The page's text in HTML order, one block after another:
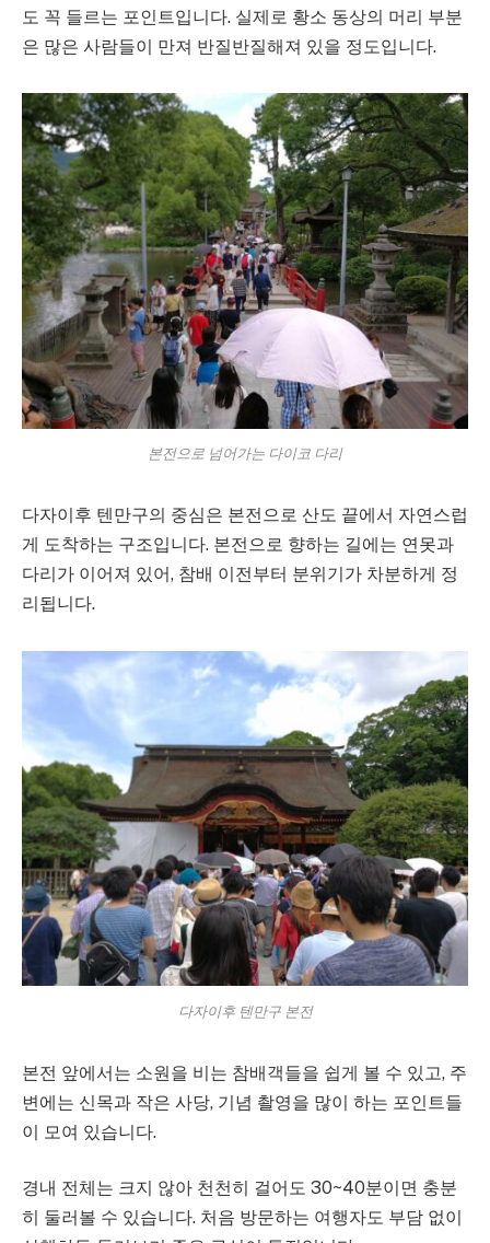
도 꼭 들르는 포인트입니다. 실제로 황소 동상의 머리 부분
은 많은 사람들이 만져 반질반질해져 있을 정도입니다.
본전으로 넘어가는 다이코 다리
다자이후 텐만구의 중심은 본전으로 산도 끝에서 자연스럽
게 도착하는 구조입니다. 본전으로 향하는 길에는 연못과
다리가 이어져 있어, 참배 이전부터 분위기가 차분하게 정
리됩니다.
다자이후 텐만구 본전
본전 앞에서는 소원을 비는 참배객들을 쉽게 볼 수 있고, 주
변에는 신목과 작은 사당, 기념 촬영을 많이 하는 포인트들
이 모여 있습니다.
경내 전체는 크지 않아 천천히 걸어도 30~40분이면 충분
히 둘러볼 수 있습니다. 처음 방문하는 여행자도 부담 없이